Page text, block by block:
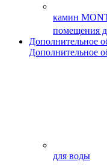
камин
помещения
Дополнительное
Дополнительное
для воды